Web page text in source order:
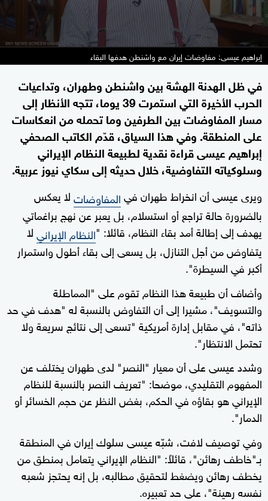
إبراهيم عيسى: مفاوضات إيران مع واشنطن هدفها البقاء
في ظل الهدنة الهشة بين واشنطن وطهران، وتداعيات
الحرب الأخيرة التي استمرت 39 يوما، تتجه الأنظار إلى
مسار المفاوضات بين الطرفين وما تحمله من انعكاسات
على المنطقة. وفي هذا السياق، قدّم الكاتب الصحفي
إبراهيم عيسى قراءة نقدية لطبيعة النظام الإيراني
وسلوكياته التفاوضية، خلال حديثه إلى سكاي نيوز عربية.
ويرى عيسى أن انخراط طهران فيالمفاوضاتلا يعكس
بالضرورة حالة تراجع أو استسلام، بل يعبر عن نهج براغماتي
يهدف إلى إطالة أمد بقاء النظام، قائلا: "النظام الإيرانيلا
يتفاوض من أجل التنازل، بل يسعى إلى بقاء أطول واستمرار
أكبر في السيطرة".
وأضاف أن طبيعة هذا النظام تقوم على "المماطلة
والتسويف"، مشيرا إلى أن التفاوض بالنسبة له "هدف في حد
ذاته"، في مقابل إدارة أمريكية "تسعى إلى نتائج سريعة ولا
تحتمل الانتظار".
وشدد عيسى على أن معيار "النصر" لدى طهران يختلف عن
المفهوم التقليدي، موضحا: "تعريف النصر بالنسبة للنظام
الإيراني هو بقاؤه في الحكم، بغض النظر عن حجم الخسائر أو
الدمار".
وفي توصيف لافت، شبّه عيسى سلوك إيران في المنطقة
بـ"خاطف رهائن"، قائلاً: "النظام الإيراني يتعامل بمنطق من
يخطف رهائن ويضغط لتحقيق مطالبه، بل إنه يحتجز شعبه
نفسه رهينة"، على حد تعبيره.